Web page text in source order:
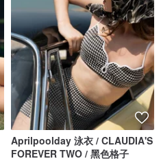
Aprilpoolday 泳衣 / CLAUDIA'S
FOREVER TWO / 黑色格子